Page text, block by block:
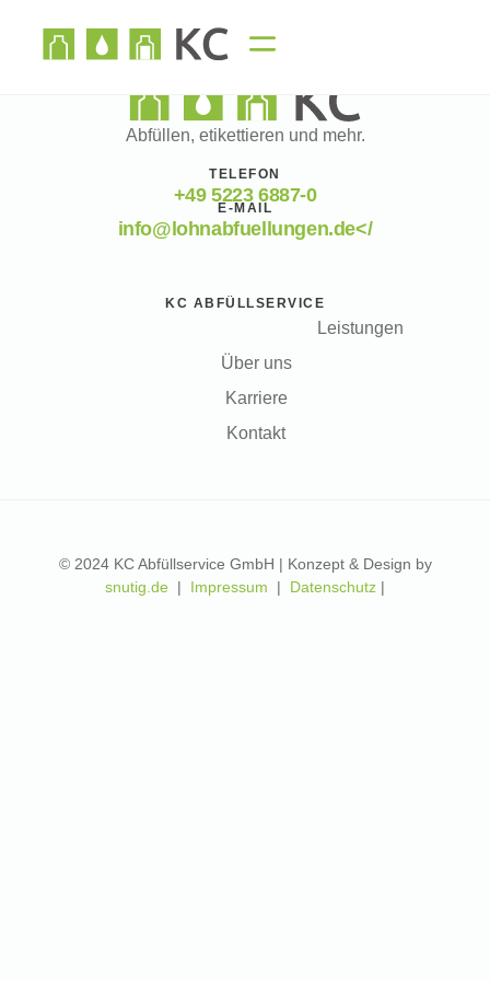
Abfüllen, etikettieren und mehr.
TELEFON
+49 5223 6887-0
E-MAIL
info@lohnabfuellungen.de</
KC ABFÜLLSERVICE
Leistungen
Über uns
Karriere
Kontakt
© 2024 KC Abfüllservice GmbH | Konzept & Design by
snutig.de | Impressum | Datenschutz |